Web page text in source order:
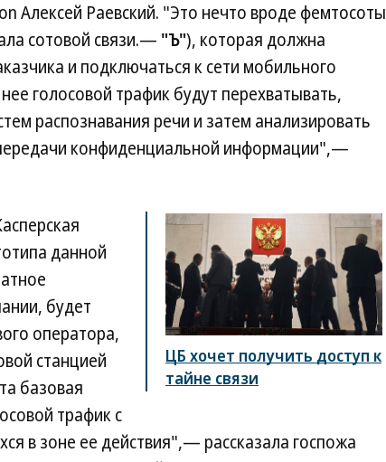
Алексей Раевский. "Это нечто вроде фемтосоты
сотовой связи.— "Ъ"), которая должна
и подключаться к сети мобильного
голосовой трафик будут перехватывать,
распознавания речи и затем анализировать
конфиденциальной информации",—
ЦБ хочет получить доступ к
тайне связи
данной
будет
оператора,
станцией
базовая
трафик с
в зоне ее действия",— рассказала госпожа